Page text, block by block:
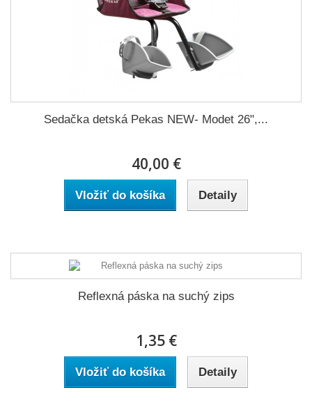
Sedačka detská Pekas NEW- Modet 26",...
40,00 €
Vložiť do košíka Detaily
Reflexná páska na suchý zips
1,35 €
Vložiť do košíka Detaily